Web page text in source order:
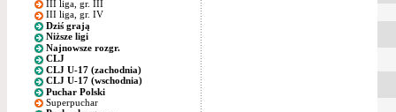
III liga, gr. III
III liga, gr. IV
Dziś grają
Niższe ligi
Najnowsze rozgr.
CLJ
CLJ U-17 (zachodnia)
CLJ U-17 (wschodnia)
Puchar Polski
Superpuchar